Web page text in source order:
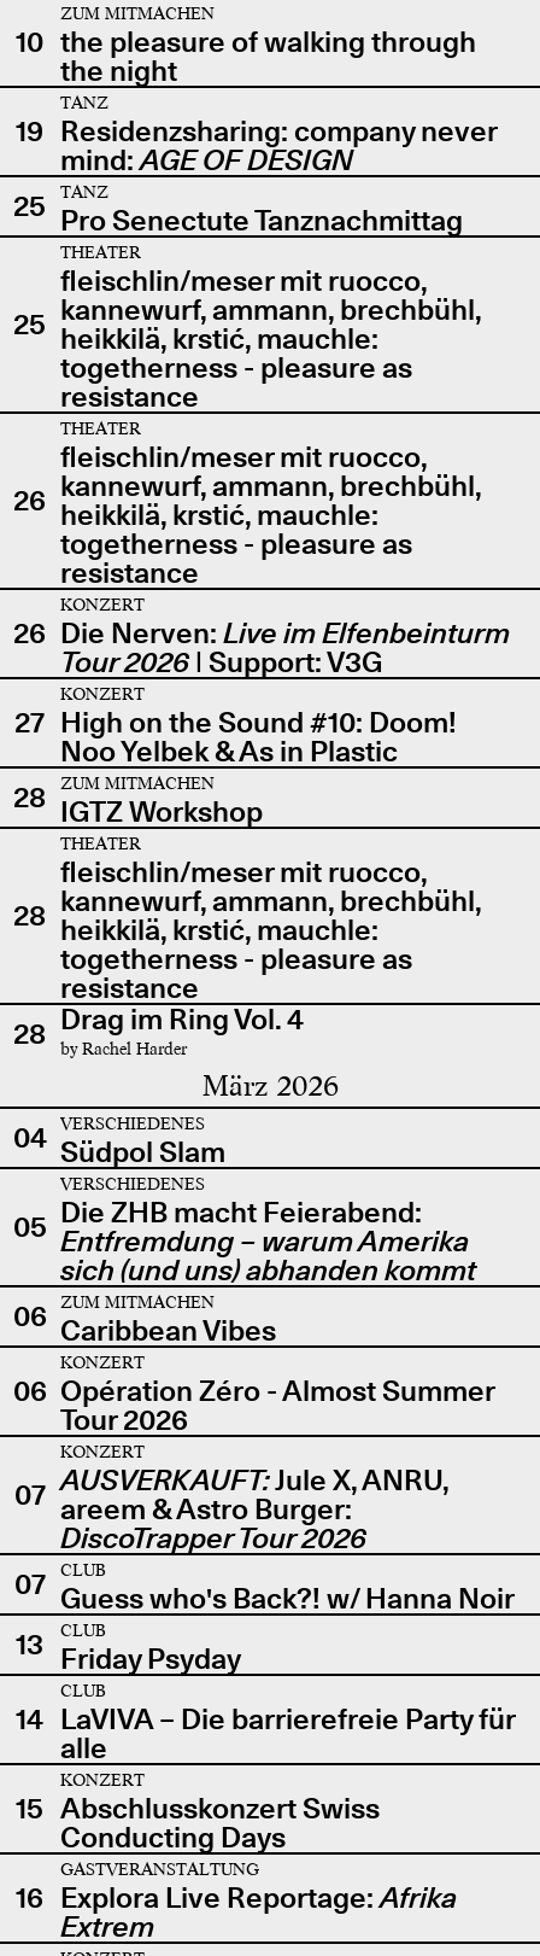
10
ZUM MITMACHEN
the pleasure of walking through
the night
19
TANZ
Residenzsharing: company never
mind:AGE OF DESIGN
25
TANZ
Pro Senectute Tanznachmittag
25
THEATER
fleischlin/meser mit ruocco,
kannewurf, ammann, brechbühl,
heikkilä, krstić, mauchle:
togetherness - pleasure as
resistance
26
THEATER
fleischlin/meser mit ruocco,
kannewurf, ammann, brechbühl,
heikkilä, krstić, mauchle:
togetherness - pleasure as
resistance
26
KONZERT
Die Nerven: Live im Elfenbeinturm
Tour 2026| Support: V3G
27
KONZERT
High on the Sound #10: Doom!
Noo Yelbek & As in Plastic
28
ZUM MITMACHEN
IGTZ Workshop
28
THEATER
fleischlin/meser mit ruocco,
kannewurf, ammann, brechbühl,
heikkilä, krstić, mauchle:
togetherness - pleasure as
resistance
28 Drag im Ring Vol. 4
by Rachel Harder
März 2026
04 VERSCHIEDENES
Südpol Slam
05
VERSCHIEDENES
Die ZHB macht Feierabend:
Entfremdung – warum Amerika
sich (und uns) abhanden kommt
06
ZUM MITMACHEN
Caribbean Vibes
06
KONZERT
Opération Zéro - Almost Summer
Tour 2026
07
KONZERT
AUSVERKAUFT:Jule X, ANRU,
areem & Astro Burger:
DiscoTrapper Tour 2026
07
CLUB
Guess who's Back?! w/ Hanna Noir
13
CLUB
Friday Psyday
14
CLUB
LaVIVA – Die barrierefreie Party für
alle
15
KONZERT
Abschlusskonzert Swiss
Conducting Days
16
GASTVERANSTALTUNG
Explora Live Reportage:Afrika
Extrem